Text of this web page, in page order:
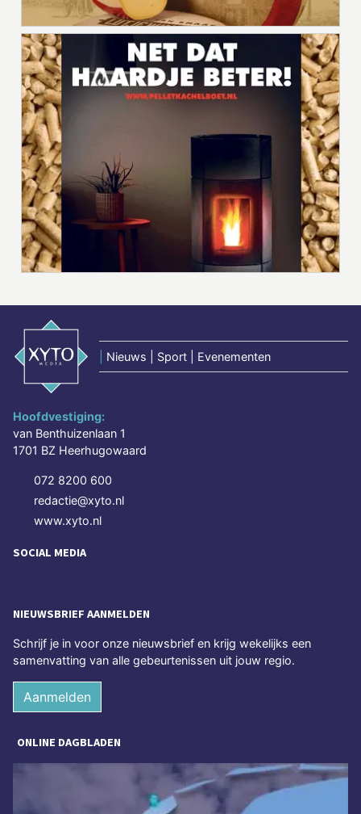
Nieuws | Sport | Evenementen
Hoofdvestiging:
van Benthuizenlaan 1
1701 BZ Heerhugowaard
072 8200 600
redactie@xyto.nl
www.xyto.nl
SOCIAL MEDIA
NIEUWSBRIEF AANMELDEN
Schrijf je in voor onze nieuwsbrief en krijg wekelijks een
samenvatting van alle gebeurtenissen uit jouw regio.
Aanmelden
ONLINE DAGBLADEN